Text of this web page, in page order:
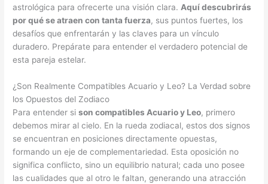
astrológica para ofrecerte una visión clara.Aquí descubrirás
por qué se atraen con tanta fuerza, sus puntos fuertes, los
desafíos que enfrentarán y las claves para un vínculo
duradero. Prepárate para entender el verdadero potencial de
esta pareja estelar.
¿Son Realmente Compatibles Acuario y Leo? La Verdad sobre
los Opuestos del Zodiaco
Para entender sison compatibles Acuario y Leo, primero
debemos mirar al cielo. En la rueda zodiacal, estos dos signos
se encuentran en posiciones directamente opuestas,
formando un eje de complementariedad. Esta oposición no
significa conflicto, sino un equilibrio natural; cada uno posee
las cualidades que al otro le faltan, generando una atracción